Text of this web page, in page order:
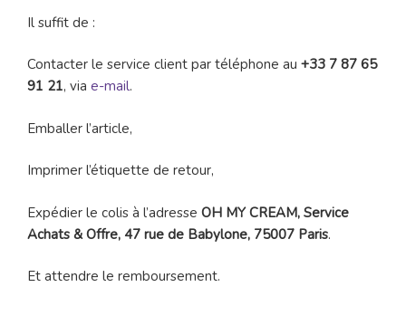
Il suffit de :
Contacter le service client par téléphone au +33 7 87 65
91 21, via e-mail.
Emballer l’article,
Imprimer l’étiquette de retour,
Expédier le colis à l’adresse OH MY CREAM, Service
Achats & Offre, 47 rue de Babylone, 75007 Paris.
Et attendre le remboursement.